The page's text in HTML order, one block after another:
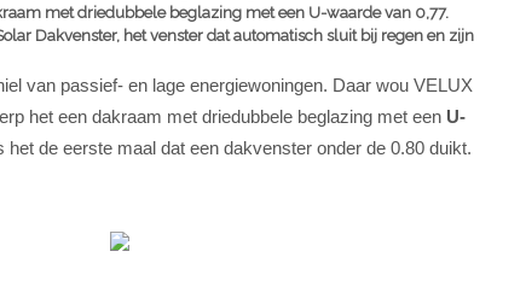
met driedubbele beglazing met een U-waarde van 0,77.
Dakvenster, het venster dat automatisch sluit bij regen en zijn
van passief- en lage energiewoningen. Daar wou VELUX
het een dakraam met driedubbele beglazing met een U-
het de eerste maal dat een dakvenster onder de 0.80 duikt.